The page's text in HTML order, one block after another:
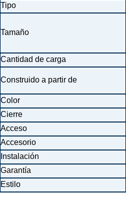
Tipo
Tamaño
Cantidad de carga
Construido a partir de
Color
Cierre
Acceso
Accesorio
Instalación
Garantía
Estilo